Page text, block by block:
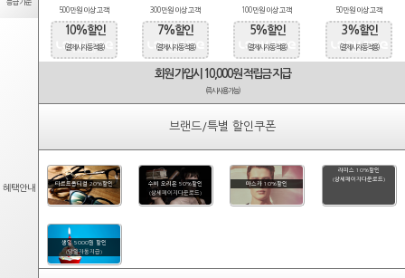
등급기준
500만원 이상 고객
300만원 이상 고객 100만원 이상 고객 50만원 이상 고객
혜택안내
10%할인
(결제시 자동적용)
7%할인
(결제시 자동적용)
5%할인
(결제시 자동적용)
3%할인
(결제시 자동적용)
회원 가입시 10,000원 적립금 지급
(즉시사용가능)
브랜드/특별 할인쿠폰
타르트옵티컬 20%할인
수비 오리온 50%할인
(상세페이지다운로드)
마스카 10%할인
라피스 10%할인
(상세페이지다운로드)
생일 5000원 할인
(당일자동지급)